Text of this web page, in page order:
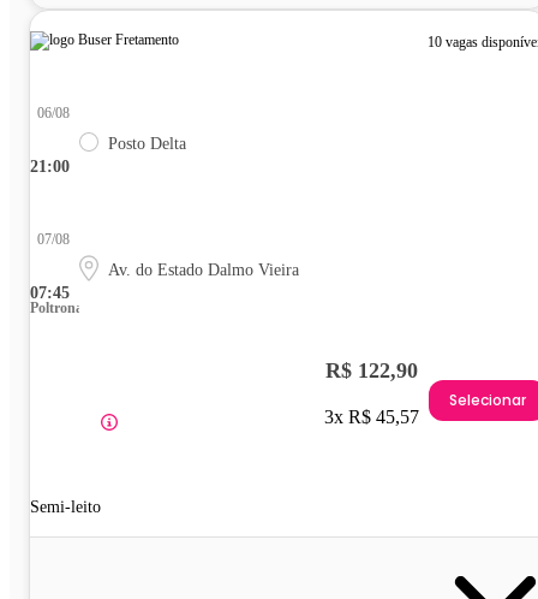
10 vagas
21:00
06/08
Posto Delta
07:45
07/08
Av. do Estado Dalmo Vieira
Poltrona
Semi-leito
R$ 122,90
3x R$ 45,57
Selecionar